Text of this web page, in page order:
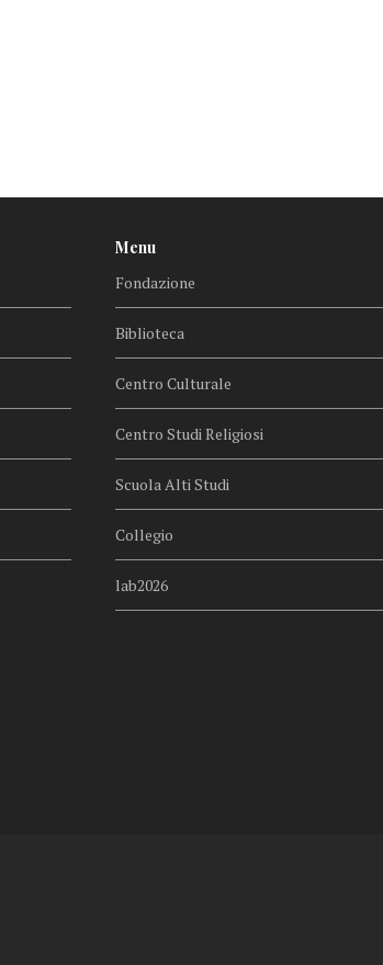
Menu
Fondazione
Biblioteca
Centro Culturale
Centro Studi Religiosi
Scuola Alti Studi
Collegio
lab2026